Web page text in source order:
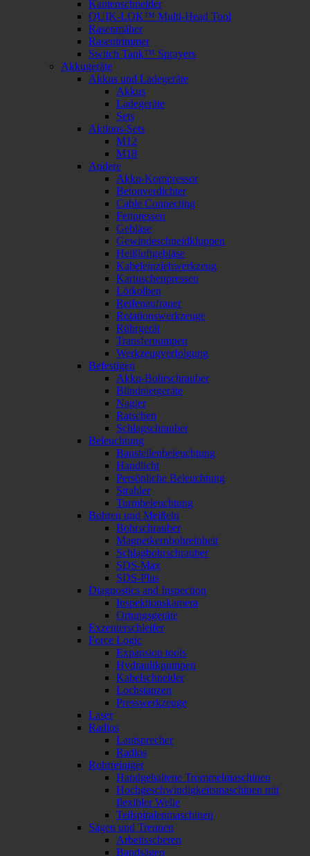
Kantenschneider
QUIK-LOK™ Multi-Head Tool
Rasenmäher
Rasentrimmer
Switch Tank™ Sprayers
Akkugeräte
Akkus und Ladegeräte
Akkus
Ladegeräte
Sets
Aktions-Sets
M12
M18
Andere
Akku-Kompressor
Betonverdichter
Cable Connecting
Fettpressen
Gebläse
Gewindeschneidkluppen
Heißluftgebläse
Kabeleinziehwerkzeug
Kartuschenpressen
Lötkolben
Reifenaufrauer
Rotationswerkzeuge
Rührgerät
Transferpumpen
Werkzeugverfolgung
Befestigen
Akku-Bohrschrauber
Blindnietgeräte
Nagler
Ratschen
Schlagschrauber
Beleuchtung
Baustellenbeleuchtung
Handlicht
Persönliche Beleuchtung
Strahler
Turmbeleuchtung
Bohren und Meißeln
Bohrschrauber
Magnetkernbohreinheit
Schlagbohrschrauber
SDS-Max
SDS-Plus
Diagnostics and Inspection
Inspektionskamera
Ortungsgeräte
Exzenterschleifer
Force Logic
Expansion tools
Hydraulikpumpen
Kabelschneider
Lochstanzen
Presswerkzeuge
Laser
Radios
Lautsprecher
Radios
Rohrreiniger
Handgehaltene Trommelmaschinen
Hochgeschwindigkeitsmaschinen mit
flexibler Welle
Teilspiralenmaschinen
Sägen und Trennen
Arbeitsscheren
Bandsägen